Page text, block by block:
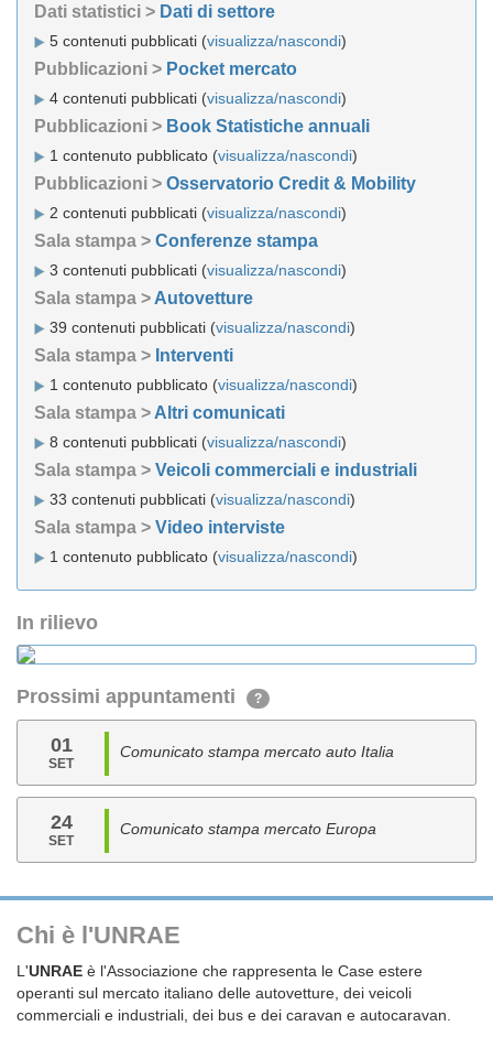
Dati statistici > Dati di settore
5 contenuti pubblicati (visualizza/nascondi)
Pubblicazioni > Pocket mercato
4 contenuti pubblicati (visualizza/nascondi)
Pubblicazioni > Book Statistiche annuali
1 contenuto pubblicato (visualizza/nascondi)
Pubblicazioni > Osservatorio Credit & Mobility
2 contenuti pubblicati (visualizza/nascondi)
Sala stampa > Conferenze stampa
3 contenuti pubblicati (visualizza/nascondi)
Sala stampa > Autovetture
39 contenuti pubblicati (visualizza/nascondi)
Sala stampa > Interventi
1 contenuto pubblicato (visualizza/nascondi)
Sala stampa > Altri comunicati
8 contenuti pubblicati (visualizza/nascondi)
Sala stampa > Veicoli commerciali e industriali
33 contenuti pubblicati (visualizza/nascondi)
Sala stampa > Video interviste
1 contenuto pubblicato (visualizza/nascondi)
In rilievo
Prossimi appuntamenti ?
01
SET
Comunicato stampa mercato auto Italia
24
SET
Comunicato stampa mercato Europa
Chi è l'UNRAE
L'UNRAE è l'Associazione che rappresenta le Case estere
operanti sul mercato italiano delle autovetture, dei veicoli
commerciali e industriali, dei bus e dei caravan e autocaravan.